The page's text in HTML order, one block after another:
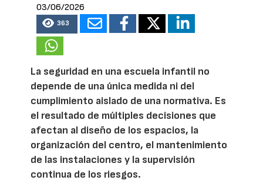
03/06/2026
363
La seguridad en una escuela infantil no
depende de una única medida ni del
cumplimiento aislado de una normativa. Es
el resultado de múltiples decisiones que
afectan al diseño de los espacios, la
organización del centro, el mantenimiento
de las instalaciones y la supervisión
continua de los riesgos.